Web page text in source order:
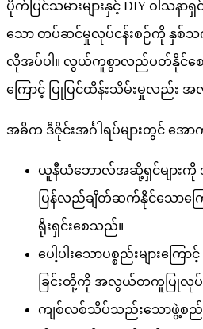
ပိုက်ပြင်သမားများနှင့် DIY ဝါသန
သော တပ်ဆင်မှုလုပ်ငန်းစဉ်ကို နှစ်သ
လိုအပ်ပါ။ လွယ်ကူစွာလည်ပတ်နိုင်စေ
ကြောင့် ပြုပြင်ထိန်းသိမ်းမှုလည်း
အဓိက ဒီဇိုင်းအင်္ဂါရပ်များတွင် အေ
ယူနီယံဘောလ်အဆို့ရှင်များ
ပြန်လည်ချိတ်ဆက်နိုင်သောကြ
ရိုးရှင်းစေသည်။
ပေါ့ပါးသောပစ္စည်းများက
ခြင်းတို့ကို အလွယ်တကူပြုလုပ်
ကျစ်လစ်သိပ်သည်းသောဖွဲ့စည်